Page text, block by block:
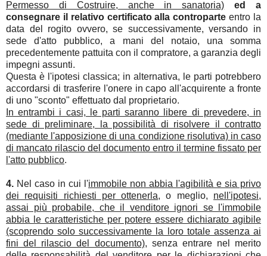
Permesso di Costruire, anche in sanatoria)
ed a
consegnare il relativo certificato alla controparte entro la
data del rogito ovvero, se successivamente,versando in
sede d'atto pubblico, a mani del notaio, una somma
precedentemente pattuita con il compratore, a garanzia degli
impegni assunti.
Questa è l'ipotesi classica; in alternativa, l e parti potrebbero
accordarsi di trasferire l'onere in capo all'acquirente a fronte
di uno "sconto" effettuato dal proprietario.
In entrambi i casi, le parti saranno libere di prevedere, in
sede di preliminare, la possibilità di risolvere il contratto
(mediante l'apposizione di una condizione risolutiva) in caso
di mancato rilascio del documento entro il termine fissato per
l'atto pubblico.
4. Nel caso in cui l'immobile non abbia l'agibilità e sia privo
dei requisiti richiesti per ottenerla, o meglio, nell'ipotesi,
assai più probabile, che il venditore ignori se l'immobile
abbia le caratteristiche per potere essere dichiarato agibile
(scoprendo solo successivamente la loro totale assenza ai
fini del rilascio del documento), senza entrare nel merito